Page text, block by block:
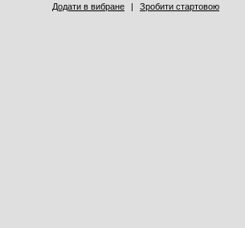
Додати в вибране | Зробити стартовою